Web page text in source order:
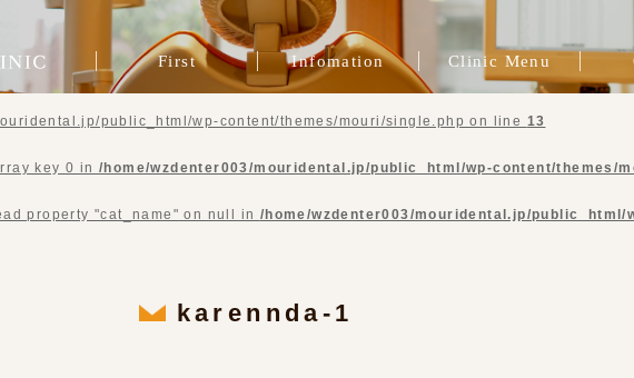
First Infomation
症例ブログ
ブログ
スタッフ紹介
治療費
Clinic Menu
精密根管治療
審美歯科
矯正治療
インビザライン
歯周病治療
咬合治療
インプラント治療
補綴治療
プレマタニティ
予防歯科
public_html/wp-content/themes/mouri/single.php on line 13
key 0 in/home/wzdenter003/mouridental.jp/public_html/wp-content/themes/
property "cat_name" on null in /home/wzdenter003/mouridental.jp/
karennda-1